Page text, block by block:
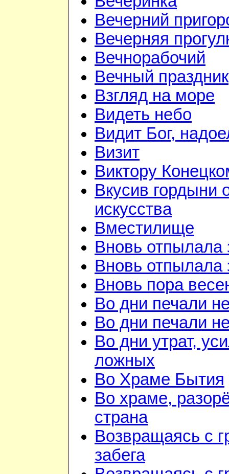
Вечерний
Вечерняя
Вечнорабочий
Вечный праздник
Взгляд на море
Видеть небо
Видит Бог,
Визит
Виктору
Вкусив гордыни
искусства
Вместилище
Вновь отпылала
Вновь отпылала
Вновь пора
Во дни печали
Во дни печали
Во дни утрат,
ложных
Во Храме Бытия
Во храме,
страна
Возвращаясь с
забега